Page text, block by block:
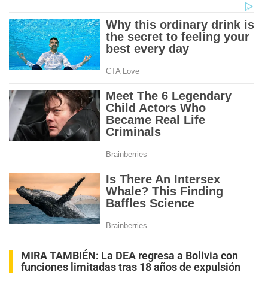
MIRA TAMBIÉN: La DEA regresa a Bolivia con
funciones limitadas tras 18 años de expulsión